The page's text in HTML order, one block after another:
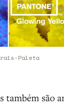
Paleta
também são